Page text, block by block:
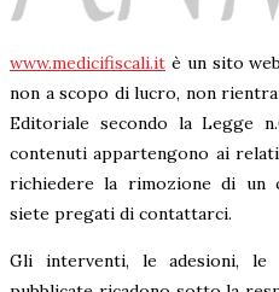
www.medicifiscali.it è un sito
non a scopo di lucro, non
Editoriale secondo la Legge
contenuti appartengono ai
richiedere la rimozione di un
siete pregati di contattarci.
Gli interventi, le adesioni, le